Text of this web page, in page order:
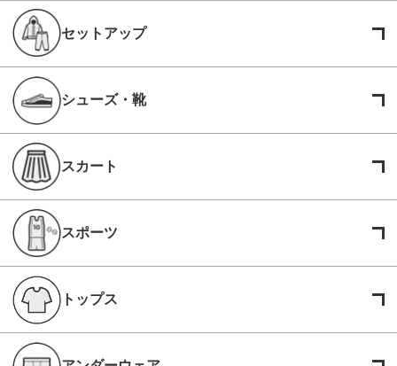
セットアップ
シューズ・靴
スカート
スポーツ
トップス